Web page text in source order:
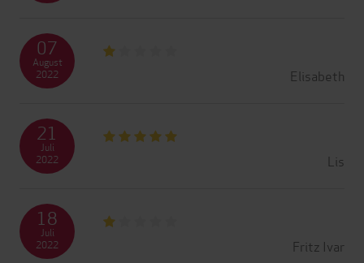
Elisabeth
07
August
2022
Lis
21
Juli
2022
Fritz Ivar
18
Juli
2022